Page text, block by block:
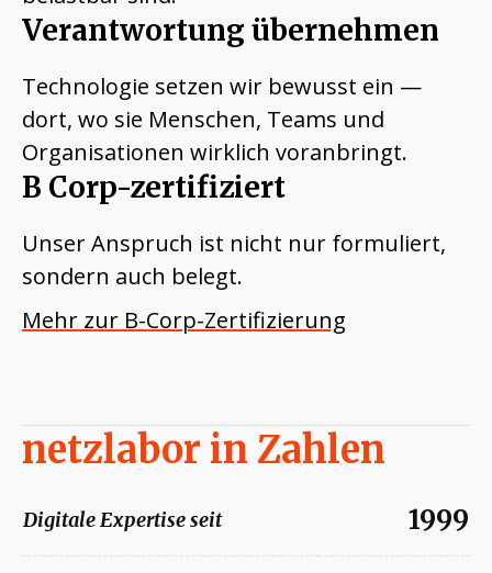
Verantwortung übernehmen
Technologie setzen wir bewusst ein —
dort, wo sie Menschen, Teams und
Organisationen wirklich voranbringt.
B Corp-zertifiziert
Unser Anspruch ist nicht nur formuliert,
sondern auch belegt.
Mehr zur B-Corp-Zertifizierung
netzlabor in Zahlen
Digitale Expertise seit 1999